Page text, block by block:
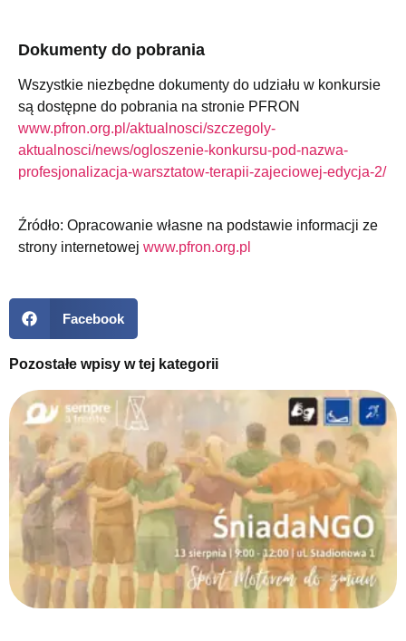
Dokumenty do pobrania
Wszystkie niezbędne dokumenty do udziału w konkursie
są dostępne do pobrania na stronie PFRON
www.pfron.org.pl/aktualnosci/szczegoly-
aktualnosci/news/ogloszenie-konkursu-pod-nazwa-
profesjonalizacja-warsztatow-terapii-zajeciowej-edycja-2/
Źródło: Opracowanie własne na podstawie informacji ze
strony internetowej www.pfron.org.pl
Facebook
Pozostałe wpisy w tej kategorii